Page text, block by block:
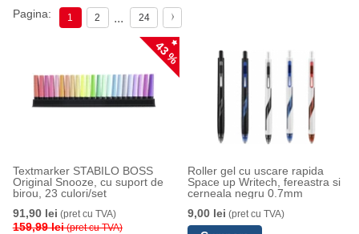
Pagina: 1 2 ... 24
43 %
Textmarker STABILO BOSS
Original Snooze, cu suport de
birou, 23 culori/set
91,90 lei (pret cu TVA)
159,99 lei(pret cu TVA)
Roller gel cu uscare rapida
Space up Writech, fereastra si
cerneala negru 0.7mm
9,00 lei (pret cu TVA)